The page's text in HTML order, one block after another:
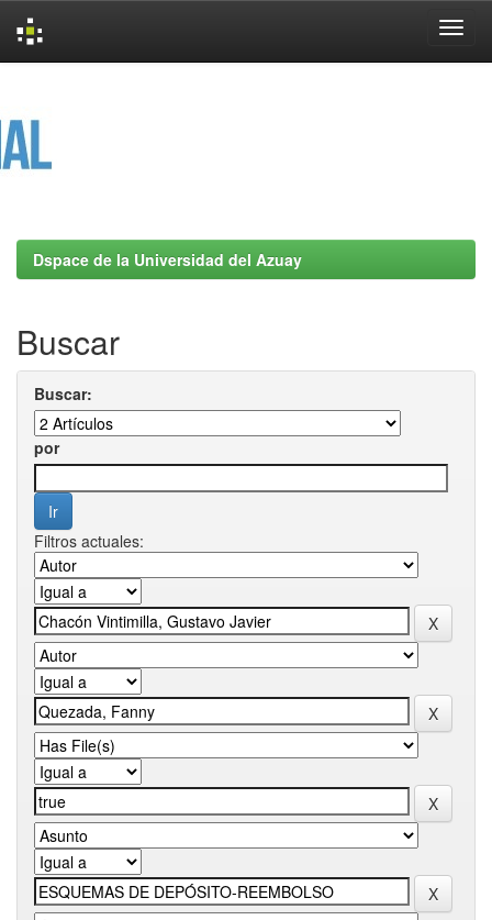
Dspace de la Universidad del Azuay
Buscar
Buscar:
por
Filtros actuales: